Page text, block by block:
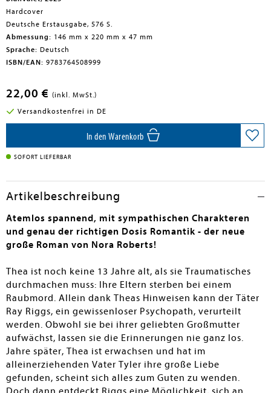
Hardcover
Deutsche Erstausgabe, 576 S.
Abmessung: 146 mm x 220 mm x 47 mm
Sprache: Deutsch
ISBN/EAN: 9783764508999
22,00 € (inkl. MwSt.)
Versandkostenfrei in DE
In den Warenkorb
SOFORT LIEFERBAR
Artikelbeschreibung
Atemlos spannend, mit sympathischen Charakteren
und genau der richtigen Dosis Romantik - der neue
große Roman von Nora Roberts!
Thea ist noch keine 13 Jahre alt, als sie Traumatisches
durchmachen muss: Ihre Eltern sterben bei einem
Raubmord. Allein dank Theas Hinweisen kann der Täter
Ray Riggs, ein gewissenloser Psychopath, verurteilt
werden. Obwohl sie bei ihrer geliebten Großmutter
aufwächst, lassen sie die Erinnerungen nie ganz los.
Jahre später, Thea ist erwachsen und hat im
alleinerziehenden Vater Tyler ihre große Liebe
gefunden, scheint sich alles zum Guten zu wenden.